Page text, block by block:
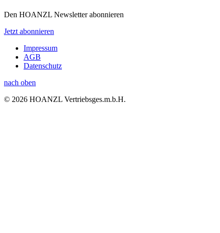
Den HOANZL Newsletter abonnieren
Jetzt abonnieren
Impressum
AGB
Datenschutz
nach oben
© 2026 HOANZL Vertriebsges.m.b.H.